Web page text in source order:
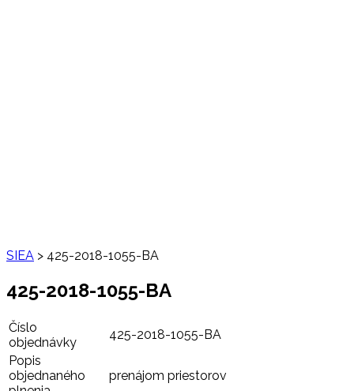
SIEA > 425-2018-1055-BA
425-2018-1055-BA
Číslo
objednávky
425-2018-1055-BA
Popis
objednaného
prenájom priestorov